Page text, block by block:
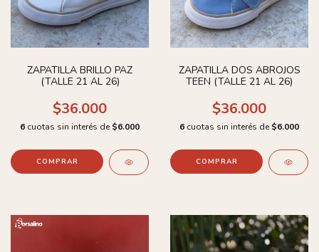
ZAPATILLA BRILLO PAZ
(TALLE 21 AL 26)
$36.000
6 cuotas sin interés de $6.000
COMPRAR
ZAPATILLA DOS ABROJOS
TEEN (TALLE 21 AL 26)
$36.000
6 cuotas sin interés de $6.000
COMPRAR